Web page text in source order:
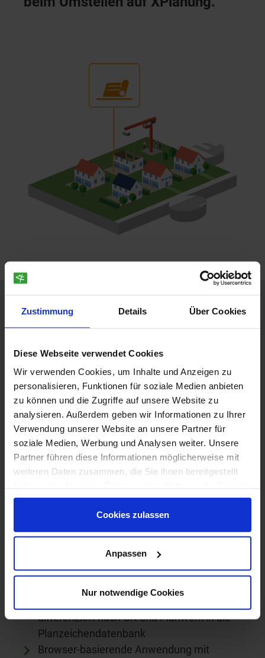
Zustimmung Details Über Cookies
Diese Webseite verwendet Cookies
Wir verwenden Cookies, um Inhalte und Anzeigen zu
personalisieren, Funktionen für soziale Medien anbieten
zu können und die Zugriffe auf unsere Website zu
analysieren. Außerdem geben wir Informationen zu Ihrer
Verwendung unserer Website an unsere Partner für
soziale Medien, Werbung und Analysen weiter. Unsere
Partner führen diese Informationen möglicherweise mit
weiteren Daten zusammen, die Sie ihnen bereitgestellt
gesammelt haben.
Cookies zulassen
Anpassen
Nur notwendige Cookies
Das steckt dahinter
Das steckt dahinter
Ein Übersetzungstool von
Bestandsplanzeichen in die Struktur von IP
Planung und XPlanung
Übersetzung von allen XPlan-konformen
Import der eigenen Planzeichen
differenziert nach Ort und Planwerk in die
Planzeichendatenbank
Browser-basierende Anwendung mit